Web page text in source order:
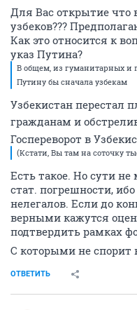
Для Вас открытие что
узбеков???
Как это относится к
указ Путина?
В общем, из гуманитарных и
Путину бы сначала узбекам
Узбекистан перестал
гражданам и
Госпереворот в
(Кстати, Вы там на соточку
Есть такое. Но сути
стат. погрешности,
нелегалов. Если до
верными кажутся
подтвердить рамках
С которыми не спорит
ОТВЕТИТЬ